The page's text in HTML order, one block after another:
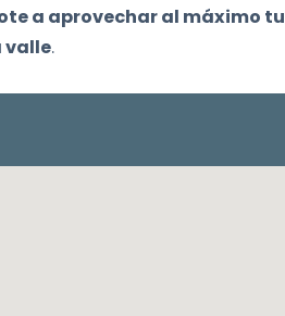
a aprovechar al máximo tu
valle.